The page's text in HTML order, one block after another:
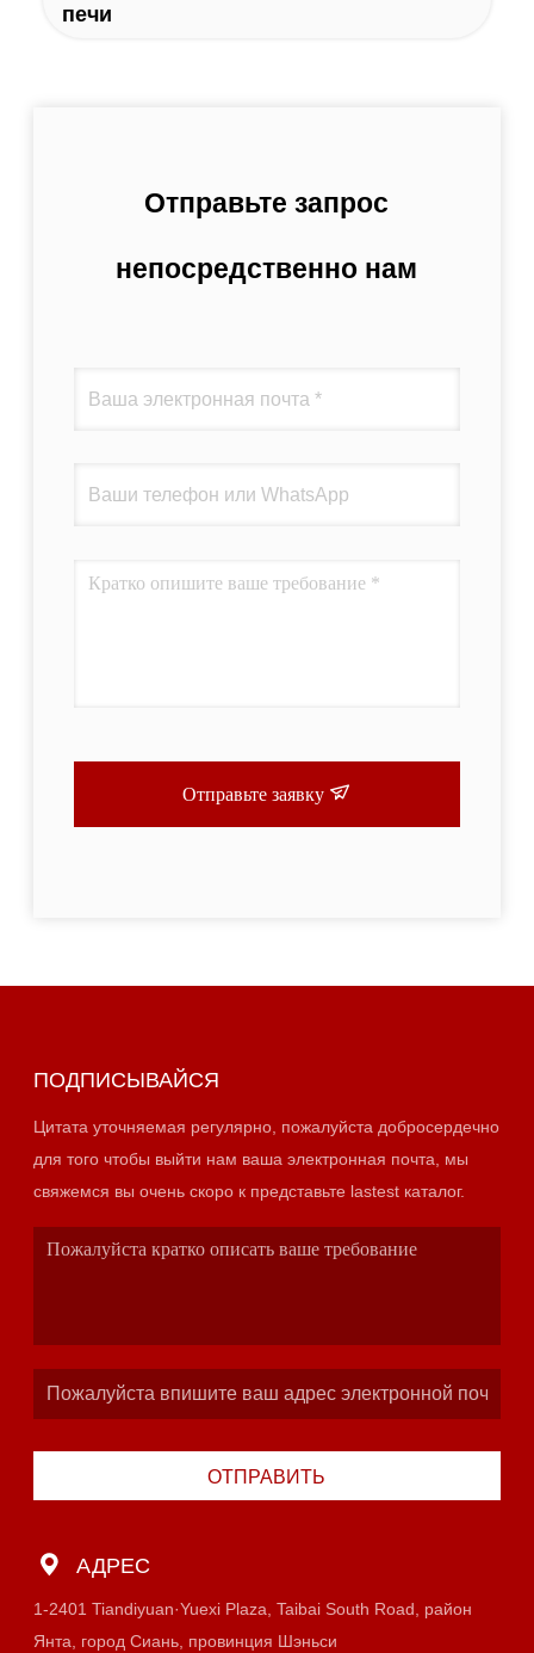
печи
Отправьте запрос
непосредственно нам
Отправьте заявку
ПОДПИСЫВАЙСЯ
Цитата уточняемая регулярно, пожалуйста добросердечно
для того чтобы выйти нам ваша электронная почта, мы
свяжемся вы очень скоро к представьте lastest каталог.
ОТПРАВИТЬ
АДРЕС
1-2401 Tiandiyuan·Yuexi Plaza, Taibai South Road, район
Янта, город Сиань, провинция Шэньси